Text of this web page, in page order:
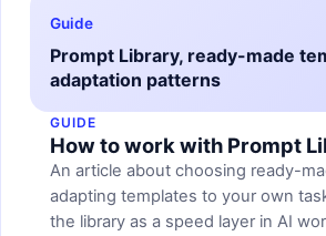
Guide
Prompt Library, ready-made
adaptation patterns
GUIDE
How to work with Prompt
An article about choosing ready-
adapting templates to your own
the library as a speed layer in AI